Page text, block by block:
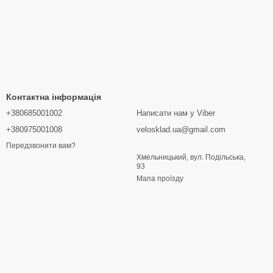
Контактна інформація
+380685001002
+380975001008
Передзвонити вам?
Написати нам у Viber
velosklad.ua@gmail.com
Хмельницький, вул. Подільська,
93
Мапа проїзду